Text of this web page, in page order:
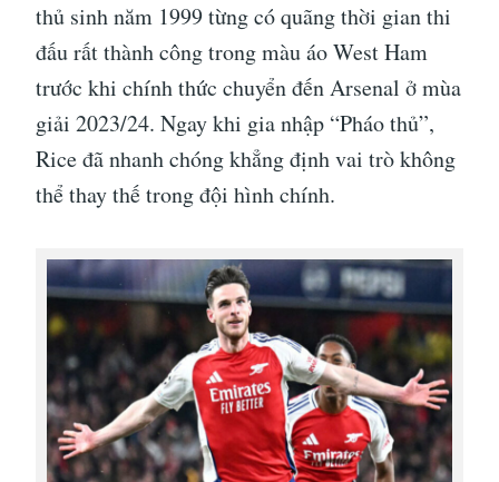
thủ sinh năm 1999 từng có quãng thời gian thi
đấu rất thành công trong màu áo West Ham
trước khi chính thức chuyển đến Arsenal ở mùa
giải 2023/24. Ngay khi gia nhập “Pháo thủ”,
Rice đã nhanh chóng khẳng định vai trò không
thể thay thế trong đội hình chính.